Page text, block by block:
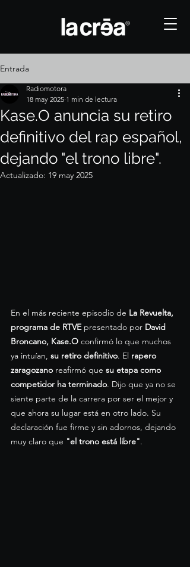
Entrada
Kase.O anuncia su retiro
definitivo del rap español,
dejando "el trono libre".
Radiomotora
18 may 2025 1 min de lectura
Actualizado: 19 may 2025
En el más reciente episodio de La Revuelta,
programa de RTVE presentado por David
Broncano, Kase.O confirmó lo que muchos
ya intuían, su retiro definitivo. El rapero
zaragozano reafirmó que su etapa como
competidor ha terminado. Dijo que ya no se
siente parte de la carrera por ser el mejor y
que ahora su lugar está en otro lado. Su
declaración fue firme y sin adornos, dejando
muy claro que "el trono está libre".